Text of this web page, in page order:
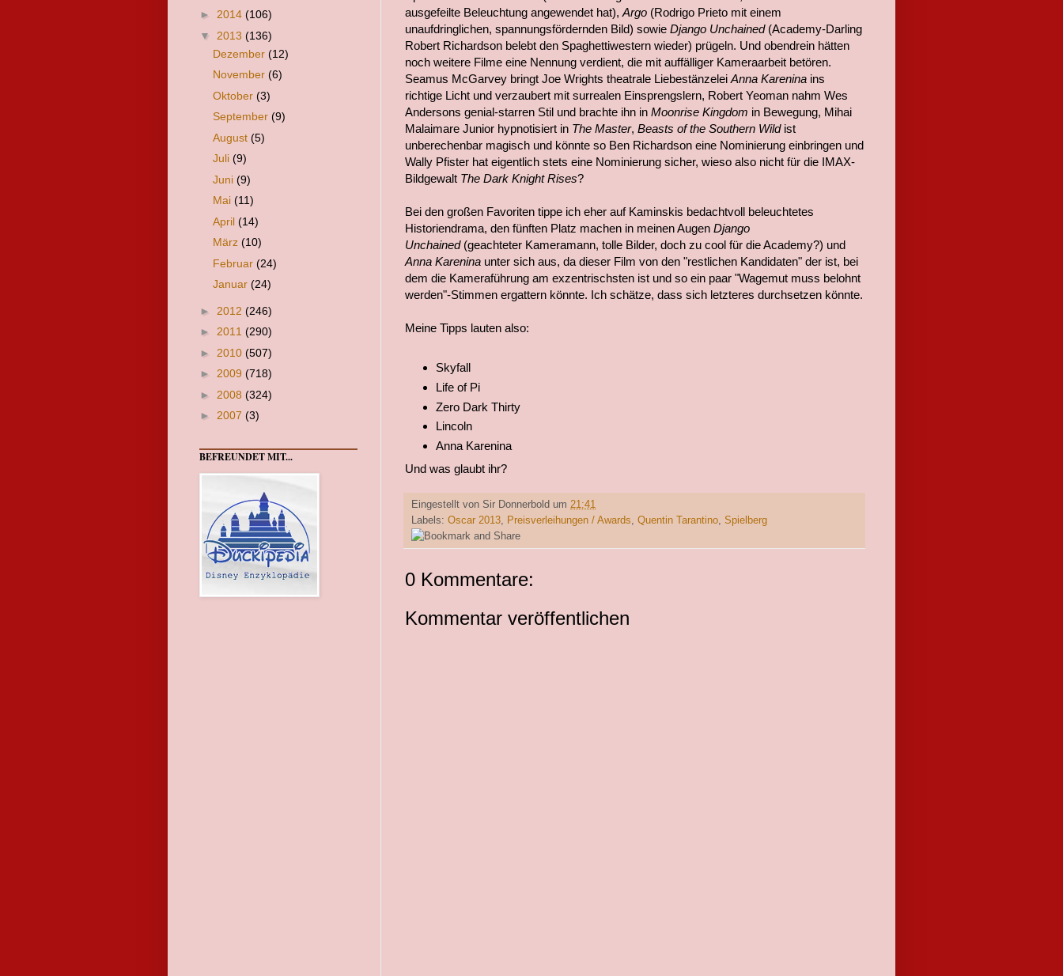
ausgefeilte Beleuchtung angewendet hat), Argo (Rodrigo Prieto mit einem
unaufdringlichen, spannungsfördernden Bild) sowie Django Unchained(Academy-Darling
Robert Richardson belebt den Spaghettiwestern wieder) prügeln. Und obendrein hätten
noch weitere Filme eine Nennung verdient, die mit auffälliger Kameraarbeit betören.
Seamus McGarvey bringt Joe Wrights theatrale Liebestänzelei Anna Karenina ins
richtige Licht und verzaubert mit surrealen Einsprengslern, Robert Yeoman nahm Wes
Andersons genial-starren Stil und brachte ihn in Moonrise Kingdom in Bewegung, Mihai
Malaimare Junior hypnotisiert in The Master, Beasts of the Southern Wildist
unberechenbar magisch und könnte so Ben Richardson eine Nominierung einbringen und
Wally Pfister hat eigentlich stets eine Nominierung sicher, wieso also nicht für die IMAX-
Bildgewalt The Dark Knight Rises?
Bei den großen Favoriten tippe ich eher auf Kaminskis bedachtvoll beleuchtetes
Historiendrama, den fünften Platz machen in meinen Augen Django
Unchained(geachteter Kameramann, tolle Bilder, doch zu cool für die Academy?) und
Anna Karenina unter sich aus, da dieser Film von den "restlichen Kandidaten" der ist, bei
dem die Kameraführung am exzentrischsten ist und so ein paar "Wagemut muss belohnt
werden"-Stimmen ergattern könnte. Ich schätze, dass sich letzteres durchsetzen könnte.
Meine Tipps lauten also:
Skyfall
Life of Pi
Zero Dark Thirty
Lincoln
Anna Karenina
Und was glaubt ihr?
Eingestellt von Sir Donnerbold um 21:41
Labels: Oscar 2013, Preisverleihungen / Awards, Quentin Tarantino, Spielberg
0 Kommentare:
Kommentar veröffentlichen
► 2014 (106)
▼ 2013 (136)
Dezember (12)
November (6)
Oktober (3)
September (9)
August (5)
Juli (9)
Juni (9)
Mai (11)
April (14)
März (10)
Februar (24)
Januar (24)
► 2012 (246)
► 2011 (290)
► 2010 (507)
► 2009 (718)
► 2008 (324)
► 2007 (3)
BEFREUNDET MIT...